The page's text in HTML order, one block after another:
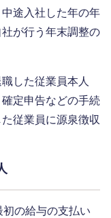
途入社した年の年
が行う年末調整の
した従業員本人
定申告などの手続
従業員に源泉徴収
の給与の支払い